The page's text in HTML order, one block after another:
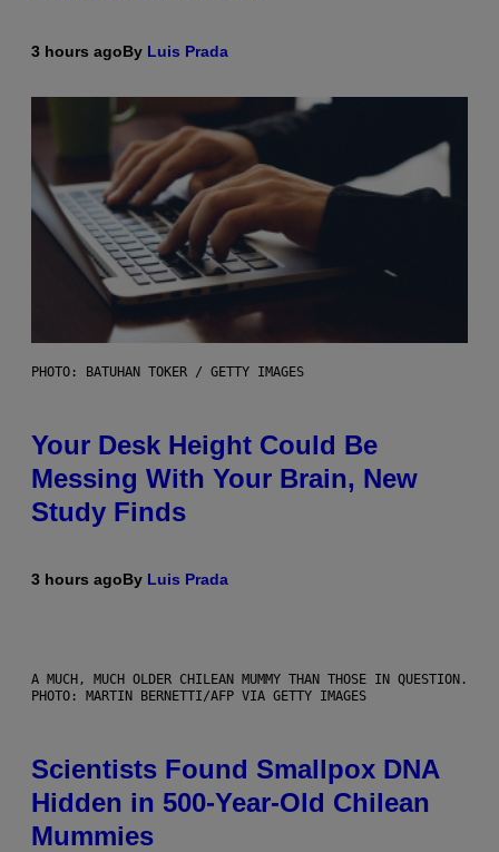
3 hours agoBy Luis Prada
PHOTO: BATUHAN TOKER / GETTY IMAGES
Your Desk Height Could Be
Messing With Your Brain, New
Study Finds
3 hours agoBy Luis Prada
A MUCH, MUCH OLDER CHILEAN MUMMY THAN THOSE IN QUESTION.
PHOTO: MARTIN BERNETTI/AFP VIA GETTY IMAGES
Scientists Found Smallpox DNA
Hidden in 500-Year-Old Chilean
Mummies